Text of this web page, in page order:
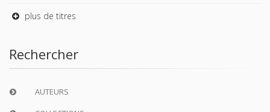
plus de titres
Rechercher
AUTEURS